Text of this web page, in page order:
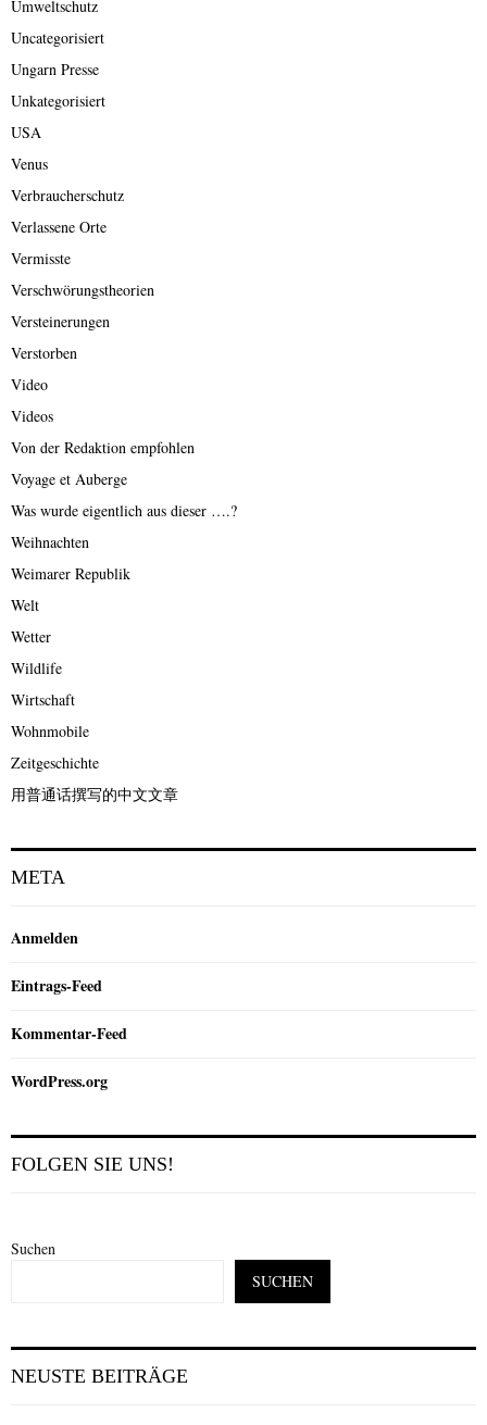
Umweltschutz
Uncategorisiert
Ungarn Presse
Unkategorisiert
USA
Venus
Verbraucherschutz
Verlassene Orte
Vermisste
Verschwörungstheorien
Versteinerungen
Verstorben
Video
Videos
Von der Redaktion empfohlen
Voyage et Auberge
Was wurde eigentlich aus dieser ….?
Weihnachten
Weimarer Republik
Welt
Wetter
Wildlife
Wirtschaft
Wohnmobile
Zeitgeschichte
用普通话撰写的中文文章
META
Anmelden
Eintrags-Feed
Kommentar-Feed
WordPress.org
FOLGEN SIE UNS!
Suchen
SUCHEN
NEUSTE BEITRÄGE